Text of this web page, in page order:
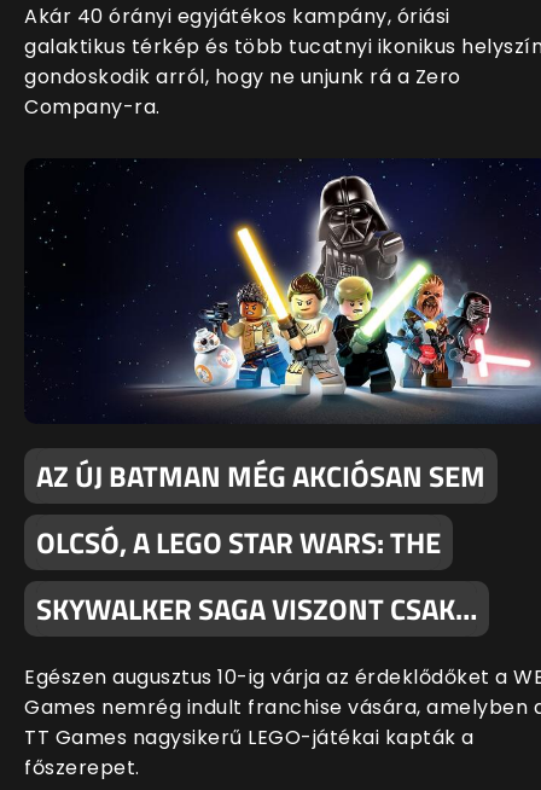
Akár 40 órányi egyjátékos kampány, óriási
galaktikus térkép és több tucatnyi ikonikus
gondoskodik arról, hogy ne unjunk rá a Zero
Company-ra.
AZ ÚJ BATMAN MÉG AKCIÓSAN SEM
OLCSÓ, A LEGO STAR WARS: THE
SKYWALKER SAGA VISZONT CSAK…
Egészen augusztus 10-ig várja az érdeklődőket a
Games nemrég indult franchise vására, amelyben
TT Games nagysikerű LEGO-játékai kapták a
főszerepet.